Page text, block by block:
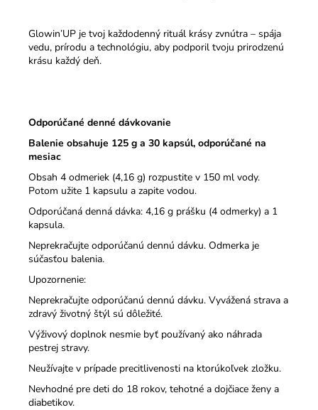
Glowin’UP je tvoj každodenný rituál krásy zvnútra – spája
vedu, prírodu a technológiu, aby podporil tvoju prirodzenú
krásu každý deň.
Odporúčané denné dávkovanie
Balenie obsahuje 125 g a 30 kapsúl, odporúčané na
mesiac
Obsah 4 odmeriek (4,16 g) rozpustite v 150 ml vody.
Potom užite 1 kapsulu a zapite vodou.
Odporúčaná denná dávka: 4,16 g prášku (4 odmerky) a 1
kapsula.
Neprekračujte odporúčanú dennú dávku. Odmerka je
súčasťou balenia.
Upozornenie:
Neprekračujte odporúčanú dennú dávku. Vyvážená strava a
zdravý životný štýl sú dôležité.
Výživový doplnok nesmie byť používaný ako náhrada
pestrej stravy.
Neužívajte v prípade precitlivenosti na ktorúkoľvek zložku.
Nevhodné pre deti do 18 rokov, tehotné a dojčiace ženy a
diabetikov.